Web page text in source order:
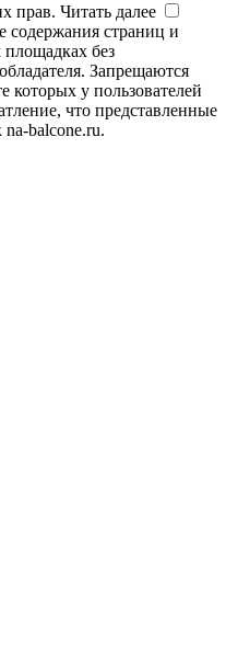
прав. Читать далее
содержания страниц и
площадках без
Запрещаются
которых у пользователей
что представленные
balcone.ru.